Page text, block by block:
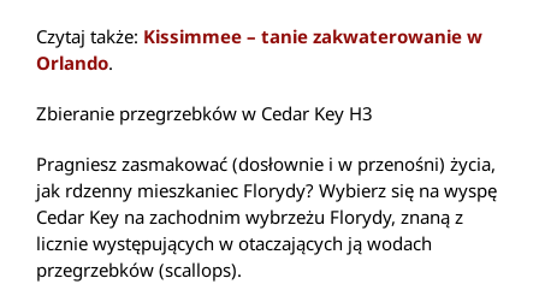
Czytaj także: Kissimmee – tanie zakwaterowanie w
Orlando.
Zbieranie przegrzebków w Cedar Key H3
Pragniesz zasmakować (dosłownie i w przenośni) życia,
jak rdzenny mieszkaniec Florydy? Wybierz się na wyspę
Cedar Key na zachodnim wybrzeżu Florydy, znaną z
licznie występujących w otaczających ją wodach
przegrzebków (scallops).